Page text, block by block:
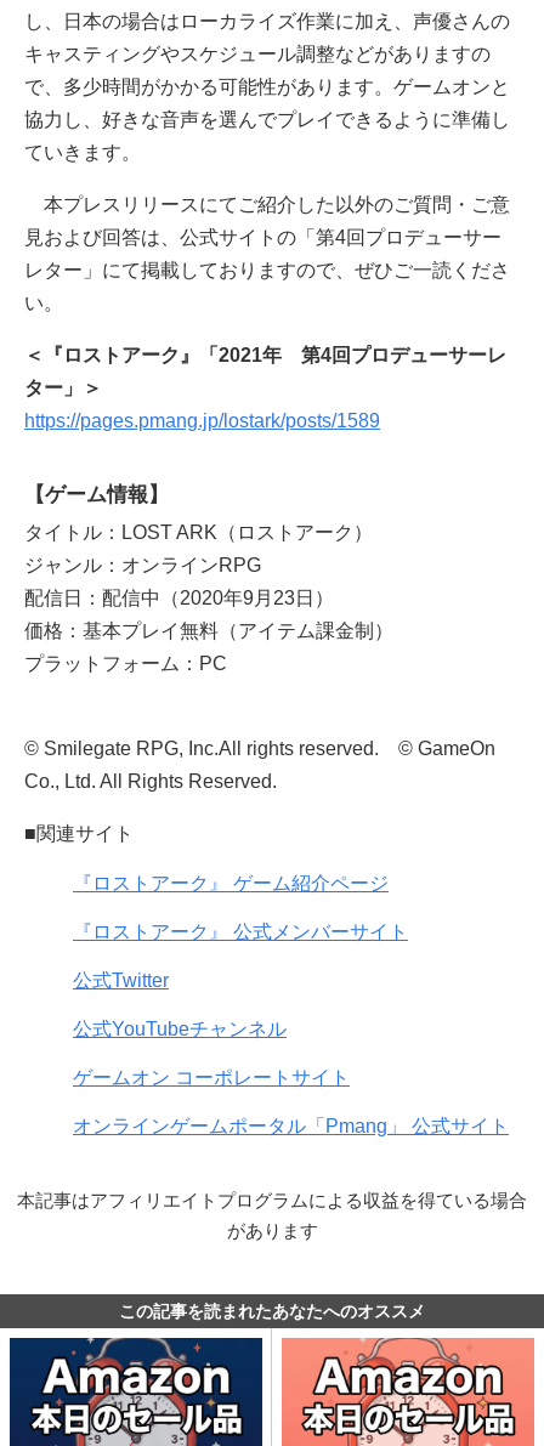
し、日本の場合はローカライズ作業に加え、声優さんの
キャスティングやスケジュール調整などがありますの
で、多少時間がかかる可能性があります。ゲームオンと
協力し、好きな音声を選んでプレイできるように準備し
ていきます。
本プレスリリースにてご紹介した以外のご質問・ご意
見および回答は、公式サイトの「第4回プロデューサー
レター」にて掲載しておりますので、ぜひご一読くださ
い。
＜『ロストアーク』「2021年 第4回プロデューサーレ
ター」＞
https://pages.pmang.jp/lostark/posts/1589
【ゲーム情報】
タイトル：LOST ARK（ロストアーク）
ジャンル：オンラインRPG
配信日：配信中（2020年9月23日）
価格：基本プレイ無料（アイテム課金制）
プラットフォーム：PC
© Smilegate RPG, Inc.​All rights reserved. © GameOn
Co., Ltd. All Rights Reserved.
■関連サイト
『ロストアーク』 ゲーム紹介ページ
『ロストアーク』 公式メンバーサイト
公式Twitter
公式YouTubeチャンネル
ゲームオン コーポレートサイト
オンラインゲームポータル「Pmang」 公式サイト
本記事はアフィリエイトプログラムによる収益を得ている場合
があります
この記事を読まれたあなたへのオススメ